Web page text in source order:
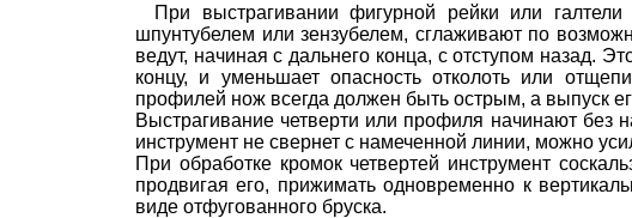
При выстрагивании фигурной рейки или
шпунтубелем или зензубелем, сглаживают по
ведут, начиная с дальнего конца, с отступом назад.
концу, и уменьшает опасность отколоть или
профилей нож всегда должен быть острым, а выпуск
Выстрагивание четверти или профиля начинают без
инструмент не свернет с намеченной линии, можно
При обработке кромок четвертей инструмент
продвигая его, прижимать одновременно к
виде отфугованного бруска.